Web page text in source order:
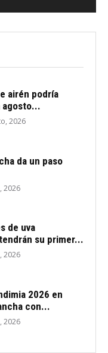
airén podría
agosto...
2026
da un paso
2026
de uva
su primer...
2026
2026 en
con...
2026